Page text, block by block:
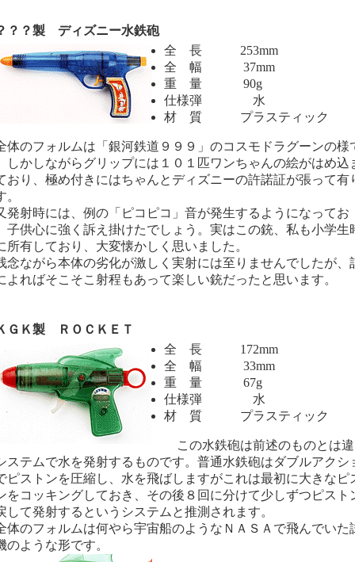
？？製 ディズニー水鉄砲
全 長 253mm
全 幅 37mm
重 量 90g
仕様弾 水
材 質 プラスティック
のフォルムは「銀河鉄道９９９」のコスモドラグーンの様
しかしながらグリップには１０１匹ワンちゃんの絵がはめ込
おり、極め付きにはちゃんとディズニーの許諾証が張って有
。
射時には、例の「ピコピコ」音が発生するようになってお
子供心に強く訴え掛けたでしょう。実はこの銃、私も小学生
所有しており、大変懐かしく思いました。
ながら本体の劣化が激しく実射には至りませんでしたが、
よればそこそこ射程もあって楽しい銃だったと思います。
ＧＫ製 ＲＯＣＫＥＴ
全 長 172mm
全 幅 33mm
重 量 67g
仕様弾 水
材 質 プラスティック
この水鉄砲は前述のものとは違
ステムで水を発射するものです。普通水鉄砲はダブルアクシ
ピストンを圧縮し、水を飛ばしますがこれは最初に大きなピ
をコッキングしておき、その後８回に分けて少しずつピスト
して発射するというシステムと推測されます。
のフォルムは何やら宇宙船のようなＮＡＳＡで飛んでいた
のような形です。